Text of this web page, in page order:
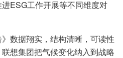
ESG工作开展等不同维度对
数据翔实，结构清晰，可读性
想集团把气候变化纳入到战略